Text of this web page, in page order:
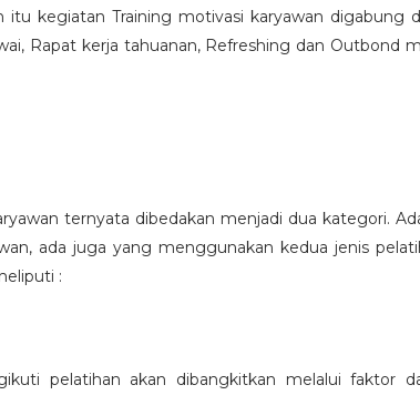
kegiatan Training motivasi karyawan digabung
Rapat kerja tahuanan, Refreshing dan Outbond
ternyata dibedakan menjadi dua kategori.
ada juga yang menggunakan kedua jenis
:
pelatihan akan dibangkitkan melalui faktor